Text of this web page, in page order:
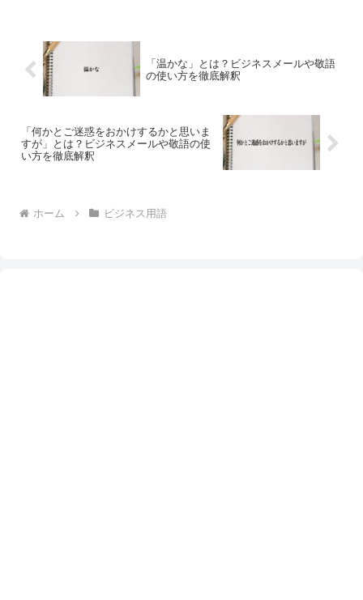
「温かな」とは？ビジネスメールや敬語
の使い方を徹底解釈
「何かとご迷惑をおかけするかと思いま
すが」とは？ビジネスメールや敬語の使
い方を徹底解釈
ホーム ビジネス用語